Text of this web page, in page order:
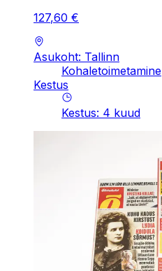
127,60 €
Asukoht: Tallinn
Kohaletoimetamine
Kestus
Kestus: 4 kuud